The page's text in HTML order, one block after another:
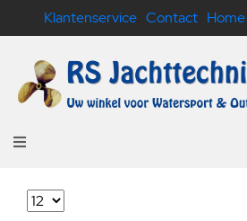
Klantenservice Contact Home